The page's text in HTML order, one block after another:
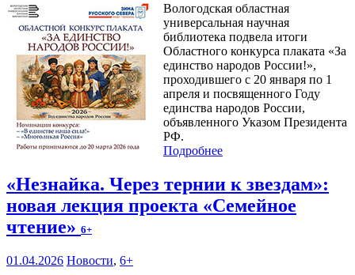
Вологодская областная
универсальная научная
библиотека подвела итоги
Областного конкурса плаката «За
единство народов России!»,
проходившего с 20 января по 1
апреля и посвященного Году
единства народов России,
объявленного Указом Президента
РФ.
Подробнее
«Незнайка. Через тернии к звездам»:
новая лекция проекта «Семейное
чтение» 6+
01.04.2026 Новости, 6+